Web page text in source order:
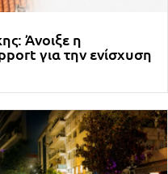
Άνοιξε η
για την ενίσχυση